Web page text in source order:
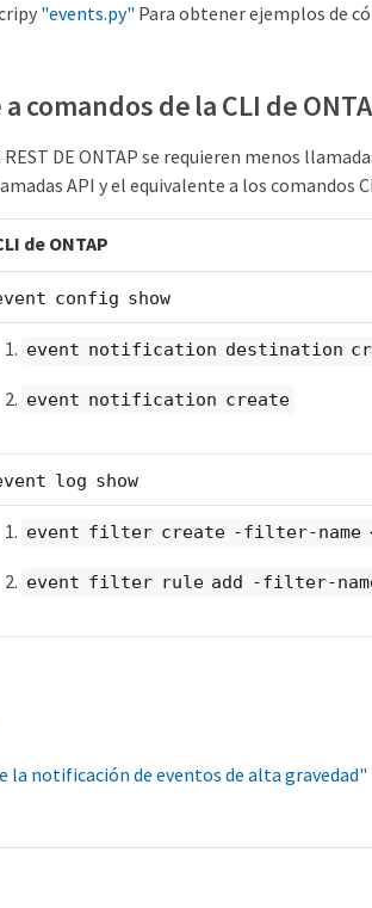
"events.py" Para obtener ejemplos de
comandos de la CLI de
DE ONTAP se requieren menos
API y el equivalente a los comandos
de ONTAP
config show
event notification destination
event notification create
log show
event filter create -filter-name
event filter rule add -filter-
la notificación de eventos de alta gravedad"